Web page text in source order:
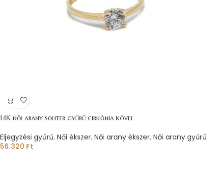
14K női arany soliter gyűrű cirkónia kővel
Eljegyzési gyűrű, Női ékszer, Női arany ékszer, Női arany gyűrű
56.320 Ft